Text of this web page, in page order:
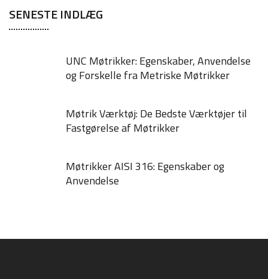
SENESTE INDLÆG
UNC Møtrikker: Egenskaber, Anvendelse
og Forskelle fra Metriske Møtrikker
Møtrik Værktøj: De Bedste Værktøjer til
Fastgørelse af Møtrikker
Møtrikker AISI 316: Egenskaber og
Anvendelse